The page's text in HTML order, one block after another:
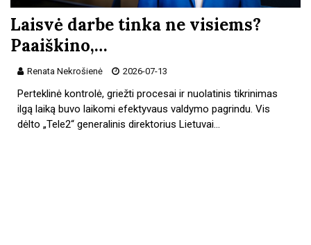
Laisvė darbe tinka ne visiems?
Paaiškino,…
Renata Nekrošienė 2026-07-13
Perteklinė kontrolė, griežti procesai ir nuolatinis tikrinimas
ilgą laiką buvo laikomi efektyvaus valdymo pagrindu. Vis
dėlto „Tele2“ generalinis direktorius Lietuvai…